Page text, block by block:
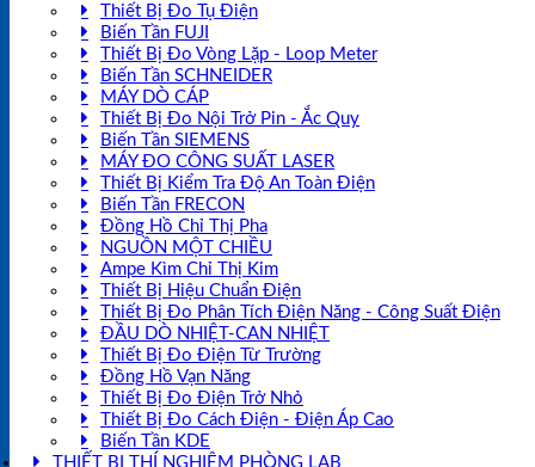
Thiết Bị Đo Tụ Điện
Biến Tần FUJI
Thiết Bị Đo Vòng Lặp - Loop Meter
Biến Tần SCHNEIDER
MÁY DÒ CÁP
Thiết Bị Đo Nội Trở Pin - Ắc Quy
Biến Tần SIEMENS
MÁY ĐO CÔNG SUẤT LASER
Thiết Bị Kiểm Tra Độ An Toàn Điện
Biến Tần FRECON
Đồng Hồ Chỉ Thị Pha
NGUỒN MỘT CHIỀU
Ampe Kìm Chỉ Thị Kim
Thiết Bị Hiệu Chuẩn Điện
Thiết Bị Đo Phân Tích Điện Năng - Công Suất Điện
ĐẦU DÒ NHIỆT-CAN NHIỆT
Thiết Bị Đo Điện Từ Trường
Đồng Hồ Vạn Năng
Thiết Bị Đo Điện Trở Nhỏ
Thiết Bị Đo Cách Điện - Điện Áp Cao
Biến Tần KDE
THIẾT BỊ THÍ NGHIỆM PHÒNG LAB